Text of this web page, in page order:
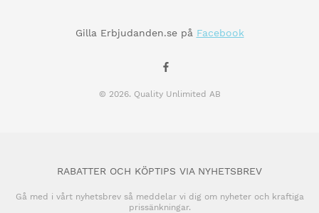
Gilla Erbjudanden.se på Facebook
© 2026. Quality Unlimited AB
RABATTER OCH KÖPTIPS VIA NYHETSBREV
Gå med i vårt nyhetsbrev så meddelar vi dig om nyheter och kraftiga
prissänkningar.